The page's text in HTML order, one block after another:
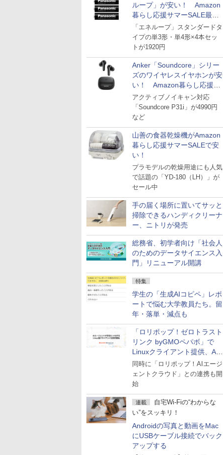
ループ」が安い！ Amazon
暮らし応援サマーSALE最終
日
「エネループ」スタンダードタ
イプの単3形・単4形×4本セッ
トが1920円
Anker「Soundcore」シリー
ズのワイヤレスイヤホンが安
い！ Amazon暮らし応援サ
マーSALE
アクティブノイキャン対応
「Soundcore P31i」が4990円
など
山善の食器乾燥機がAmazon
暮らし応援サマーSALEで安
い！
プラモデルの乾燥用途にも人気
で話題の「YD-180（LH）」が
セール中
手の届く場所に置いてサッと
掃除できるハンディクリーナ
ー、ニトリが発売
総務省、初学者向け「社会人
のためのデータサイエンス入
門」リニューアル開講
特集
学生の「生成AIコピペ」レポ
ートで悩む大学教員たち。留
年・落単・減点も
「ロリポップ！ゼロトラスト
リンク byGMOペパボ」で
Linuxクライアント提供、AI
エージェントの接続が容易に
同時に「ロリポップ！AIエージ
ェントクラウド」との連携も開
始
連載
自宅Wi-Fiの“わからな
い”をスッキリ！
Androidの写真と動画をMac
にUSBケーブル接続でバック
アップする